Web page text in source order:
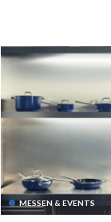
MESSEN & EVENTS